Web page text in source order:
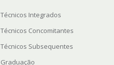
Técnicos Integrados
Técnicos Concomitantes
Técnicos Subsequentes
Graduação